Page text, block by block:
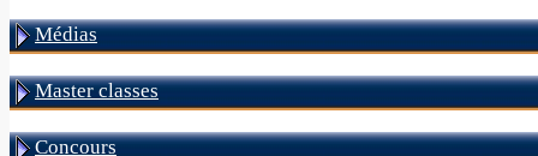
Médias
Master classes
Concours